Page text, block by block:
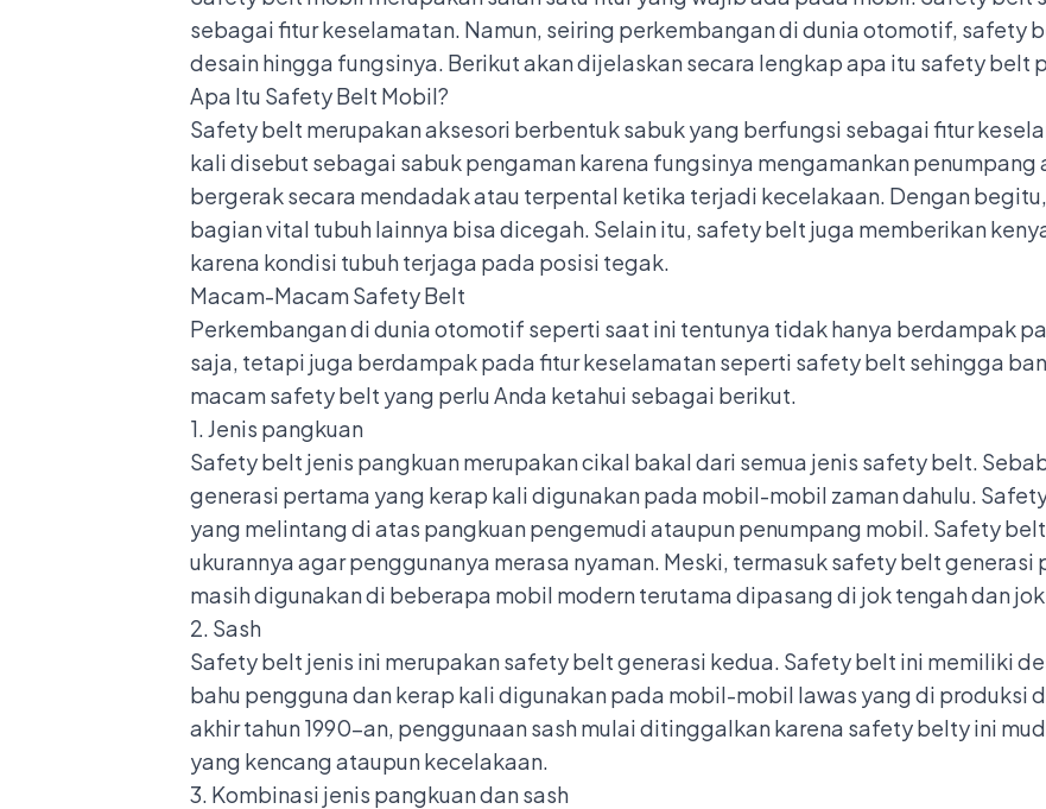
sebagai fitur keselamatan. Namun, seiring perkembangan di dunia otomotif, safety
desain hingga fungsinya. Berikut akan dijelaskan secara lengkap apa itu safety belt
Apa Itu Safety Belt Mobil?
Safety belt merupakan aksesori berbentuk sabuk yang berfungsi sebagaifitur
kali disebut sebagai sabuk pengaman karena fungsinya mengamankan
bergerak secara mendadak atau terpental ketika terjadi kecelakaan. Dengan
bagian vital tubuh lainnya bisa dicegah. Selain itu, safety belt juga memberikan
karena kondisi tubuh terjaga pada posisi tegak.
Macam-Macam Safety Belt
Perkembangan di dunia otomotif seperti saat ini tentunya tidak hanya berdampak
saja, tetapi juga berdampak pada fitur keselamatan seperti safety belt sehingga
macam safety belt yang perlu Anda ketahui sebagai berikut.
1. Jenis pangkuan
Safety belt jenis pangkuan merupakan cikal bakal dari semua jenis safety belt.
generasi pertama yang kerap kali digunakan pada mobil-mobil zaman dahulu.
yang melintang di atas pangkuan pengemudi ataupun penumpang mobil. Safety
ukurannya agar penggunanya merasa nyaman. Meski, termasuk safety belt generasi
masih digunakan di beberapa mobil modern terutama dipasang di jok tengah dan
2. Sash
Safety belt jenis ini merupakan safety belt generasi kedua. Safety belt ini memiliki
bahu pengguna dan kerap kali digunakan pada mobil-mobil lawas yang di produksi
akhir tahun 1990-an, penggunaan sash mulai ditinggalkan karena safety belty ini
yang kencang ataupun kecelakaan.
3. Kombinasi jenis pangkuan dan sash